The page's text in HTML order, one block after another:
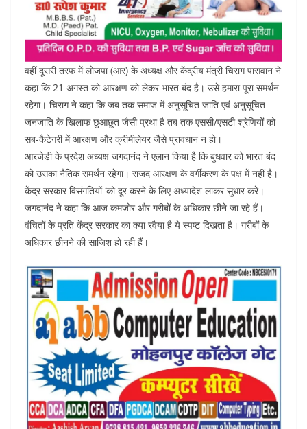
वहीं दूसरी तरफ में लोजपा (आर) के अध्यक्ष और केंद्रीय मंत्री चिराग पासवान ने
कहा कि 21 अगस्त को आरक्षण को लेकर भारत बंद है। उसे हमारा पूरा समर्थन
रहेगा। चिराग ने कहा कि जब तक समाज में अनुसूचित जाति एवं अनुसूचित
जनजाति के खिलाफ छुआछूत जैसी प्रथा है तब तक एससी/एसटी श्रेणियों को
सब-कैटेगरी में आरक्षण और क्रीमीलेयर जैसे प्रावधान न हो।
आरजेडी के प्रदेश अध्यक्ष जगदानंद ने एलान किया है कि बुधवार को भारत बंद
को उसका नैतिक समर्थन रहेगा। राजद आरक्षण के वर्गीकरण के पक्ष में नहीं है।
केंद्र सरकार विसंगतियों ‘को दूर करने के लिए अध्यादेश लाकर सुधार करे।
जगदानंद ने कहा कि आज कमजोर और गरीबों के अधिकार छीने जा रहे हैं।
वंचितों के प्रति केंद्र सरकार का क्या रवैया है ये स्पष्ट दिखता है। गरीबों के
अधिकार छीनने की साजिश हो रही हैं।